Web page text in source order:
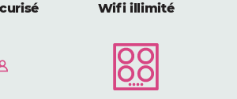
Wifi illimité